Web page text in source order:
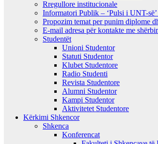
Rregullore institucionale
Informatori Publik – ‘Pulsi i UNT-së’
Propozim temat per punim diplome
E-mail adresa për kontakte me
Studentët
Unioni Studentor
Statuti Studentor
Klubet Studentore
Radio Studenti
Revista Studentore
Alumni Studentor
Kampi Studentor
Aktivitetet Studentore
Kërkimi Shkencor
Shkenca
Konferencat